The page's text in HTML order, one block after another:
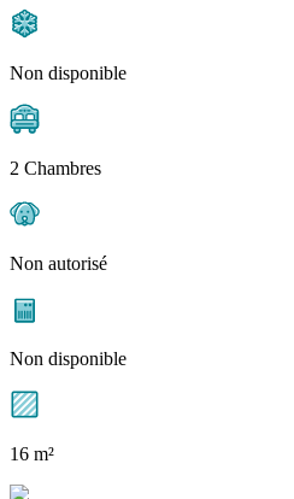
Non disponible
2 Chambres
Non autorisé
Non disponible
16 m²